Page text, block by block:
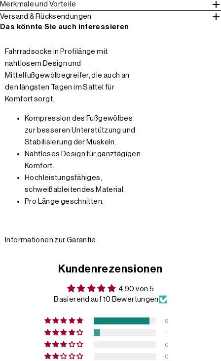
Merkmale und Vorteile
Versand & Rücksendungen
Das könnte Sie auch interessieren
Fahrradsocke in Profilänge mit
nahtlosem Design und
Mittelfußgewölbegreifer, die auch an
den längsten Tagen im Sattel für
Komfort sorgt.
Kompression des Fußgewölbes
zur besseren Unterstützung und
Stabilisierung der Muskeln.
Nahtloses Design für ganztägigen
Komfort.
Hochleistungsfähiges,
schweißableitendes Material.
Pro Länge geschnitten.
Informationen zur Garantie
Kundenrezensionen
4,90 von 5
Basierend auf 10 Bewertungen
9
1
0
0